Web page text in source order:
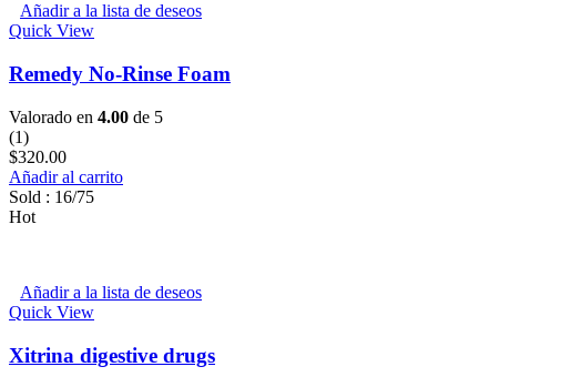
Añadir a la lista de deseos
Quick View
Remedy No-Rinse Foam
Valorado en 4.00 de 5
(1)
$320.00
Añadir al carrito
Sold : 16/75
Hot
Añadir a la lista de deseos
Quick View
Xitrina digestive drugs